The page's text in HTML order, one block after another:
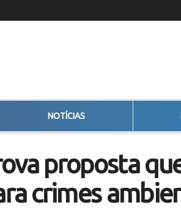
NOTÍCIAS
proposta
crimes